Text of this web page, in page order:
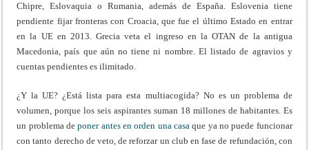
Chipre, Eslovaquia o Rumania, además de España. Eslovenia tiene
pendiente fijar fronteras con Croacia, que fue el último Estado en entrar
en la UE en 2013. Grecia veta el ingreso en la OTAN de la antigua
Macedonia, país que aún no tiene ni nombre. El listado de agravios y
cuentas pendientes es ilimitado.
¿Y la UE? ¿Está lista para esta multiacogida? No es un problema de
volumen, porque los seis aspirantes suman 18 millones de habitantes. Es
un problema deponer antes en orden una casa que ya no puede funcionar
con tanto derecho de veto, de reforzar un club en fase de refundación, con